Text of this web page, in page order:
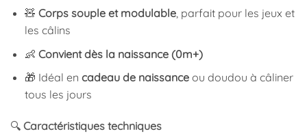
🧸 Corps souple et modulable, parfait pour les jeux et
les câlins
👶 Convient dès la naissance (0m+)
🎁 Idéal en cadeau de naissanceou doudou à câliner
tous les jours
🔍 Caractéristiques techniques